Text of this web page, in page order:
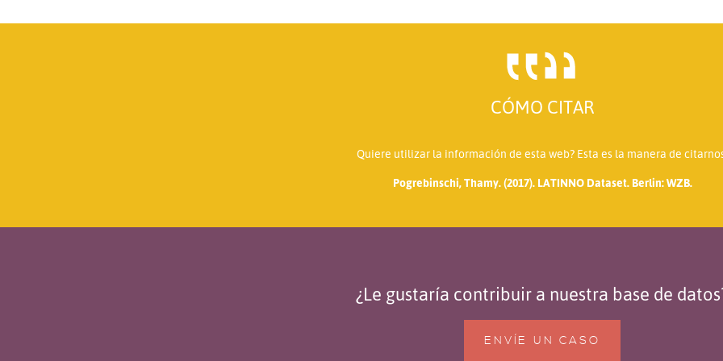
CÓMO CITAR
Quiere utilizar la información de esta web? Esta es la manera de
Pogrebinschi, Thamy. (2017). LATINNO Dataset. Berlin: WZB.
¿Le gustaría contribuir a nuestra base de
ENVÍE UN CASO